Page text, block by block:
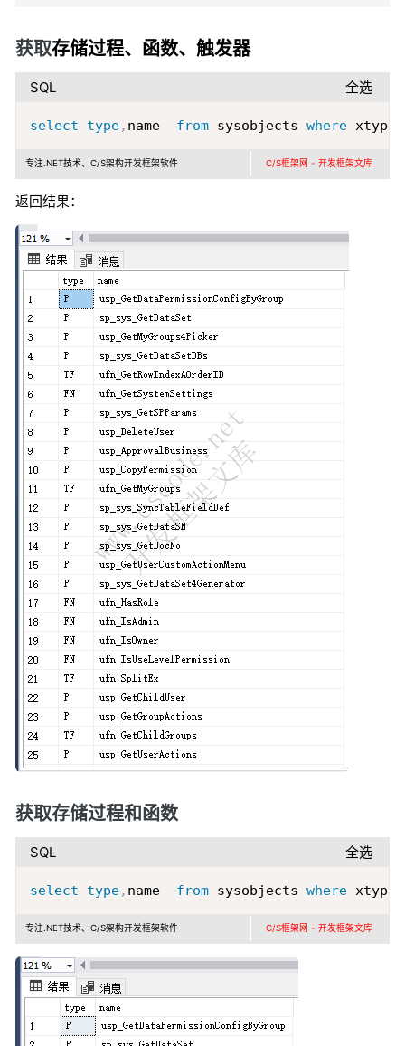
获取存储过程、函数、触发器
SQL 全选
select type, name from sysobjects where xtype
专注.NET技术、C/S架构开发框架软件 C/S框架网 - 开发框架文库
返回结果：
获取存储过程和函数
SQL 全选
select type, name from sysobjects where xtype
专注.NET技术、C/S架构开发框架软件 C/S框架网 - 开发框架文库